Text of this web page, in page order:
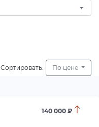
Сортировать: По цене
140 000 ₽